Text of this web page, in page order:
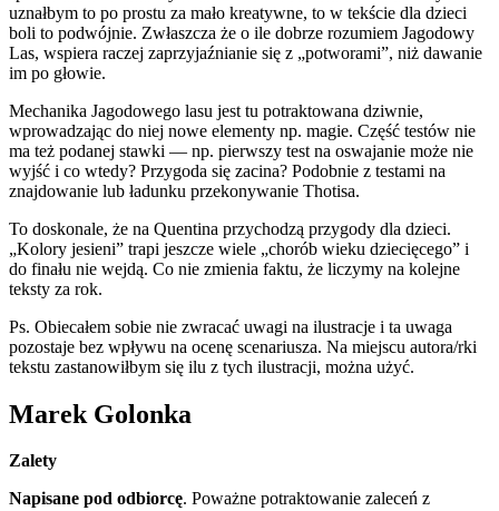
uznałbym to po prostu za mało kreatywne, to w tekście dla dzieci
boli to podwójnie. Zwłaszcza że o ile dobrze rozumiem Jagodowy
Las, wspiera raczej zaprzyjaźnianie się z „potworami”, niż dawanie
im po głowie.
Mechanika Jagodowego lasu jest tu potraktowana dziwnie,
wprowadzając do niej nowe elementy np. magie. Część testów nie
ma też podanej stawki — np. pierwszy test na oswajanie może nie
wyjść i co wtedy? Przygoda się zacina? Podobnie z testami na
znajdowanie lub ładunku przekonywanie Thotisa.
To doskonale, że na Quentina przychodzą przygody dla dzieci.
„Kolory jesieni” trapi jeszcze wiele „chorób wieku dziecięcego” i
do finału nie wejdą. Co nie zmienia faktu, że liczymy na kolejne
teksty za rok.
Ps. Obiecałem sobie nie zwracać uwagi na ilustracje i ta uwaga
pozostaje bez wpływu na ocenę scenariusza. Na miejscu autora/rki
tekstu zastanowiłbym się ilu z tych ilustracji, można użyć.
Marek Golonka
Zalety
Napisane pod odbiorcę. Poważne potraktowanie zaleceń z